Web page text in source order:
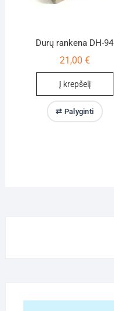
Durų rankena DH-94
21,00 €
Į krepšelį
⇄ Palyginti